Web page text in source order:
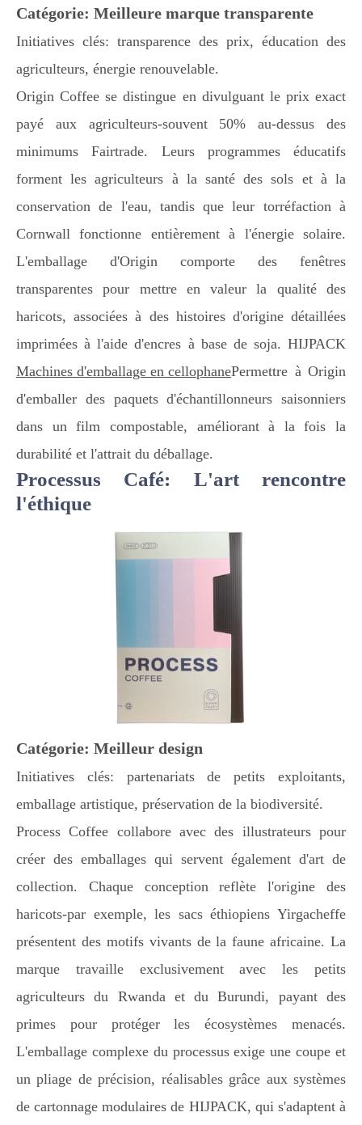
Catégorie: Meilleure marque transparente
Initiatives clés: transparence des prix, éducation des
agriculteurs, énergie renouvelable.
Origin Coffee se distingue en divulguant le prix exact
payé aux agriculteurs-souvent 50% au-dessus des
minimums Fairtrade. Leurs programmes éducatifs
forment les agriculteurs à la santé des sols et à la
conservation de l'eau, tandis que leur torréfaction à
Cornwall fonctionne entièrement à l'énergie solaire.
L'emballage d'Origin comporte des fenêtres
transparentes pour mettre en valeur la qualité des
haricots, associées à des histoires d'origine détaillées
imprimées à l'aide d'encres à base de soja. HIJPACK
Machines d'emballage en cellophanePermettre à Origin
d'emballer des paquets d'échantillonneurs saisonniers
dans un film compostable, améliorant à la fois la
durabilité et l'attrait du déballage.
Processus Café: L'art rencontre
l'éthique
Catégorie: Meilleur design
Initiatives clés: partenariats de petits exploitants,
emballage artistique, préservation de la biodiversité.
Process Coffee collabore avec des illustrateurs pour
créer des emballages qui servent également d'art de
collection. Chaque conception reflète l'origine des
haricots-par exemple, les sacs éthiopiens Yirgacheffe
présentent des motifs vivants de la faune africaine. La
marque travaille exclusivement avec les petits
agriculteurs du Rwanda et du Burundi, payant des
primes pour protéger les écosystèmes menacés.
L'emballage complexe du processus exige une coupe et
un pliage de précision, réalisables grâce aux systèmes
de cartonnage modulaires de HIJPACK, qui s'adaptent à